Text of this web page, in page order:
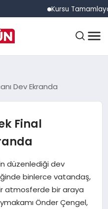
Kursu Tamamlayan
Dev Ekranda
Final
düzenlediği dev
binlerce vatandaş,
atmosferde bir araya
Önder Çengel,